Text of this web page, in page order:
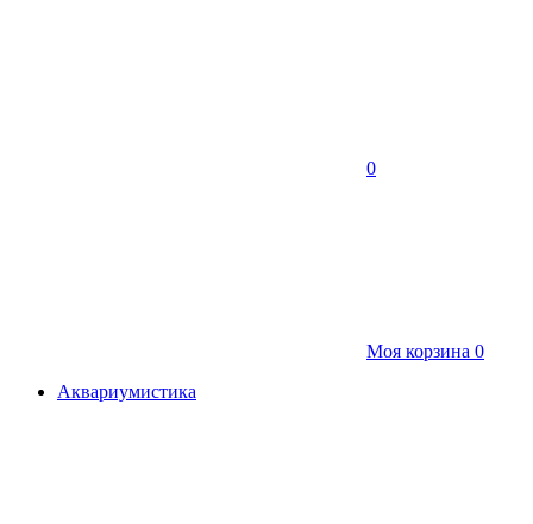
0
Моя корзина 0
Аквариумистика